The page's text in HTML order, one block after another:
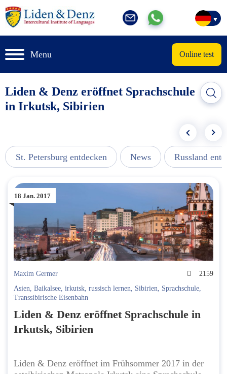
Menu Online test
Liden & Denz eröffnet Sprachschule
in Irkutsk, Sibirien
St. Petersburg entdecken News Russland
18 Jan. 2017
Maxim Germer
2159
Asien, Baikalsee, irkutsk, russisch lernen, Sibirien, Sprachschule,
Transsibirische Eisenbahn
Liden & Denz eröffnet Sprachschule in
Irkutsk, Sibirien
Liden & Denz eröffnet im Frühsommer 2017 in der